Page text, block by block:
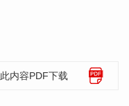
此内容PDF下载